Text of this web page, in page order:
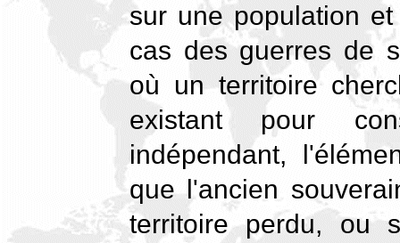
sur une population
cas des guerres de
où un territoire
existant pour
indépendant,
que l'ancien
territoire perdu,